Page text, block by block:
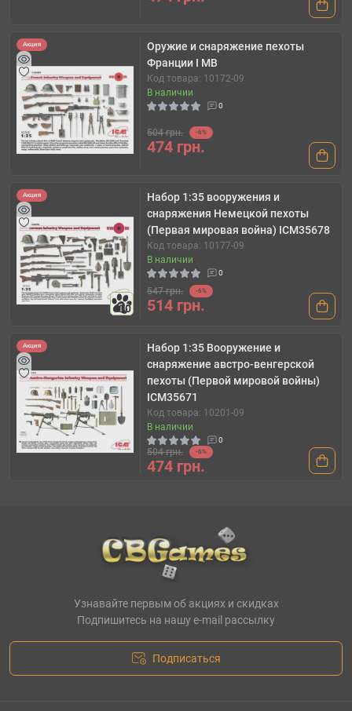
Акция
Оружие и снаряжение пехоты
Франции І МВ
Код товара: 10172-09
В наличии
0
504 грн. -6%
474 грн.
Акция
10
Набор 1:35 вооружения и
снаряжения Немецкой пехоты
(Первая мировая война) ICM35678
Код товара: 10177-09
В наличии
0
547 грн. -6%
514 грн.
Акция
Набор 1:35 Вооружение и
снаряжение австро-венгерской
пехоты (Первой мировой войны)
ICM35671
Код товара: 10201-09
В наличии
0
504 грн. -6%
474 грн.
Узнавайте первым об акциях и скидках
Подпишитесь на нашу e-mail рассылку
Подписаться